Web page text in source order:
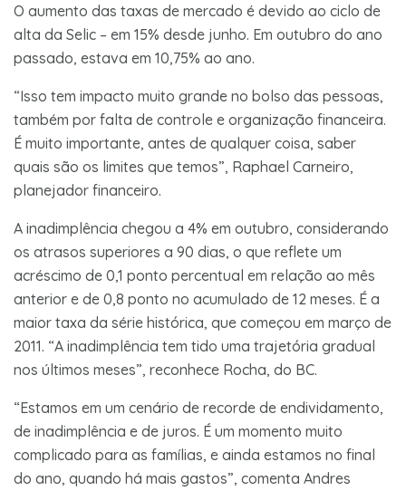
O aumento das taxas de mercado é devido ao ciclo de
alta da Selic – em 15% desde junho. Em outubro do ano
passado, estava em 10,75% ao ano.
“Isso tem impacto muito grande no bolso das pessoas,
também por falta de controle e organização financeira.
É muito importante, antes de qualquer coisa, saber
quais são os limites que temos”, Raphael Carneiro,
planejador financeiro.
A inadimplência chegou a 4% em outubro, considerando
os atrasos superiores a 90 dias, o que reflete um
acréscimo de 0,1 ponto percentual em relação ao mês
anterior e de 0,8 ponto no acumulado de 12 meses. É a
maior taxa da série histórica, que começou em março de
2011. “A inadimplência tem tido uma trajetória gradual
nos últimos meses”, reconhece Rocha, do BC.
“Estamos em um cenário de recorde de endividamento,
de inadimplência e de juros. É um momento muito
complicado para as famílias, e ainda estamos no final
do ano, quando há mais gastos”, comenta Andres